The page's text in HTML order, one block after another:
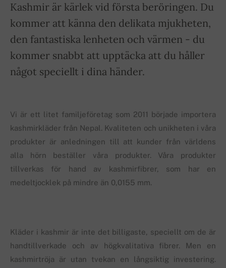
Kashmir är kärlek vid första beröringen. Du
kommer att känna den delikata mjukheten,
den fantastiska lenheten och värmen - du
kommer snabbt att upptäcka att du håller
något speciellt i dina händer.
Vi är ett litet familjeföretag som 2011 började importera
kashmirkläder från Nepal. Kvaliteten och unikheten i våra
produkter är anledningen till att kunder från världens
alla hörn beställer våra produkter. Våra produkter
tillverkas för hand av kashmirfibrer, som har en
medeltjocklek på mindre än 0,0155 mm.
Kläder i kashmir är inte det billigaste, speciellt om de är
handtillverkade och av högkvalitativa fibrer. Men en
kashmirtröja är utan tvekan en långsiktig investering.